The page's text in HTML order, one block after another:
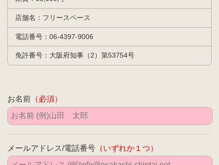
店舗名：フリースペース
電話番号：06-4397-9006
免許番号：大阪府知事（2）第53754号
お名前 （必須）
メールアドレス/電話番号 （いずれか１つ）